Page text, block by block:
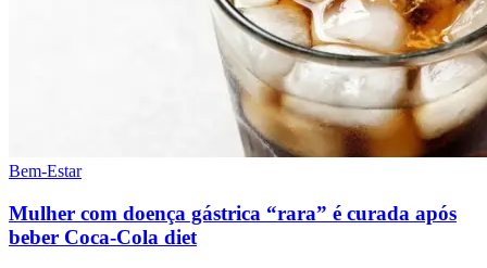
Bem-Estar
Mulher com doença gástrica “rara” é curada após
beber Coca-Cola diet